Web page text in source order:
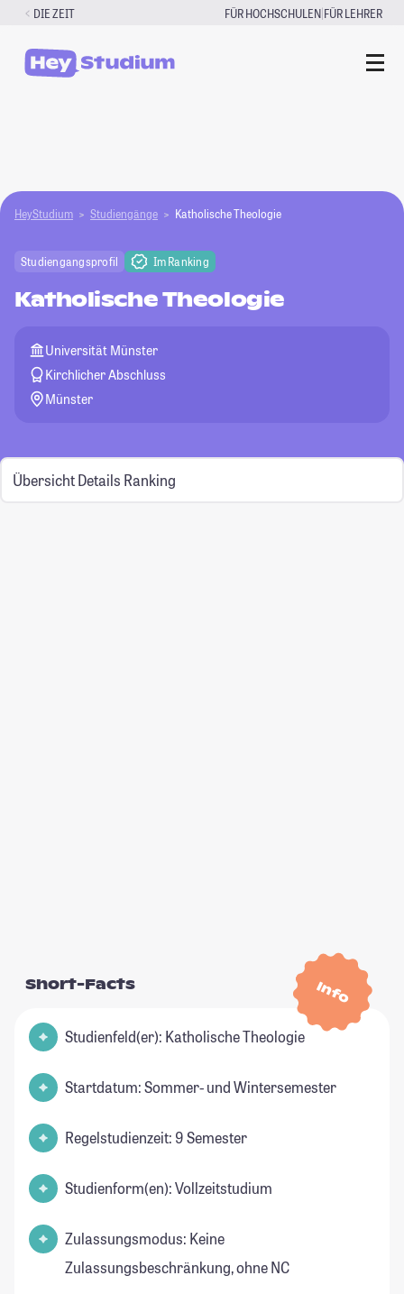
Zum
springen
DIE ZEIT FÜR HOCHSCHULEN|FÜR LEHRER
HeyStudium Studiengänge Katholische Theologie
Studiengangsprofil Im Ranking
Katholische Theologie
Universität Münster
Kirchlicher Abschluss
Münster
Übersicht Details Ranking
Info
Short-Facts
Studienfeld(er): Katholische Theologie
Startdatum: Sommer- und Wintersemester
Regelstudienzeit: 9 Semester
Studienform(en): Vollzeitstudium
Zulassungsmodus: Keine
Zulassungsbeschränkung, ohne NC